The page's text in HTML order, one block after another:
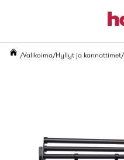
Valikoima Hyllyt ja kannattimet